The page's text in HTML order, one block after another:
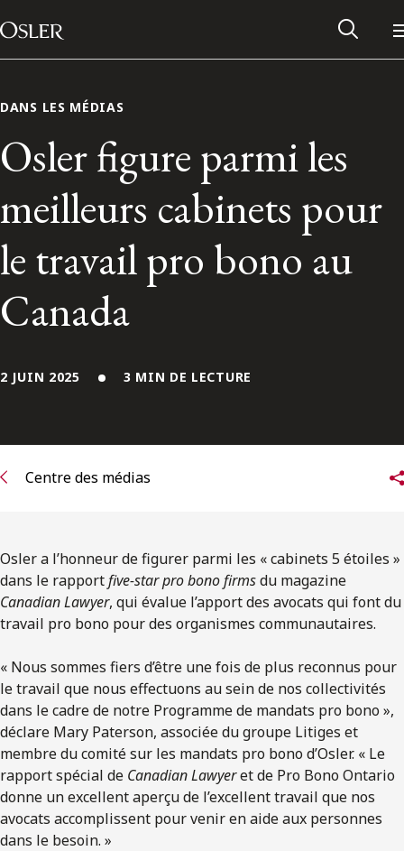
Passer au contenu
Main Navigation
Contactez-nous
S’abonner aux articles Osler
DANS LES MÉDIAS
Osler figure parmi les
meilleurs cabinets pour
le travail pro bono au
Canada
2 JUIN 2025 3 MIN DE LECTURE
Centre des médias
Osler a l’honneur de figurer parmi les « cabinets 5 étoiles »
dans le rapportfive-star pro bono firmsdu magazine
Canadian Lawyer, qui évalue l’apport des avocats qui font du
travail pro bono pour des organismes communautaires.
« Nous sommes fiers d’être une fois de plus reconnus pour
le travail que nous effectuons au sein de nos collectivités
dans le cadre de notre Programme de mandats pro bono »,
déclare Mary Paterson, associée du groupe Litiges et
membre du comité sur les mandats pro bono d’Osler. « Le
rapport spécial de Canadian Lawyeret de Pro Bono Ontario
donne un excellent aperçu de l’excellent travail que nos
avocats accomplissent pour venir en aide aux personnes
dans le besoin. »